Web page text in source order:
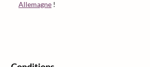
Allemagne !